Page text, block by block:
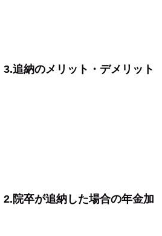
3.追納のメリット・デメリット
2.院卒が追納した場合の年金加